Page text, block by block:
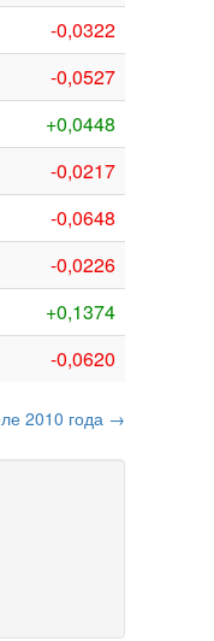
-0,0322
-0,0527
+0,0448
-0,0217
-0,0648
-0,0226
+0,1374
-0,0620
2010 года →